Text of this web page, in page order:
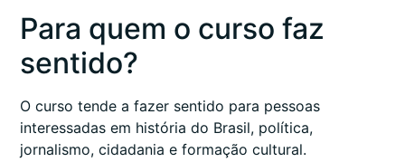
Para quem o curso faz
sentido?
O curso tende a fazer sentido para pessoas
interessadas em história do Brasil, política,
jornalismo, cidadania e formação cultural.